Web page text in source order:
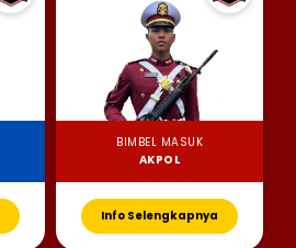
BIMBEL MASUK
AKPOL
Info Selengkapnya